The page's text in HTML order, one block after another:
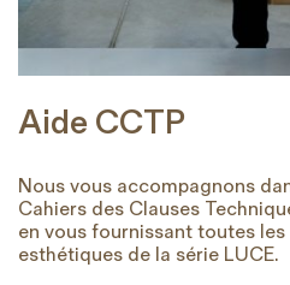
Aide CCTP
Nous vous accompagnons
Cahiers des Clauses
en vous fournissant toutes
esthétiques de la série LUCE.